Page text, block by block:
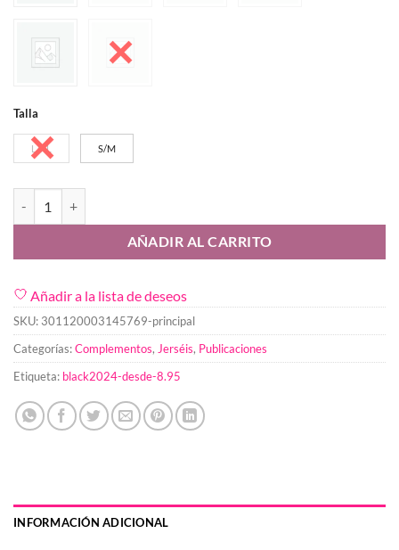
Talla
L/XL S/M
AÑADIR AL CARRITO
Añadir a la lista de deseos
SKU: 301120003145769-principal
Categorías:Complementos, Jerséis, Publicaciones
Etiqueta: black2024-desde-8.95
INFORMACIÓN ADICIONAL